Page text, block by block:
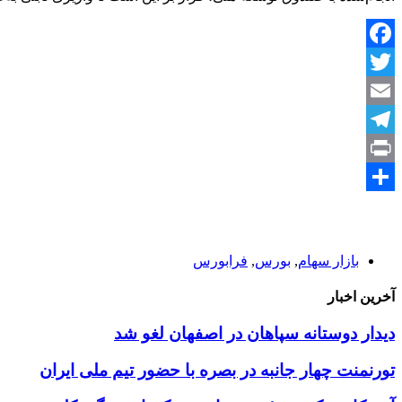
Facebook
Twitter
Email
Telegram
Print
بازار سهام, بورس, فرابورس
آخرین اخبار
دیدار دوستانه سپاهان در اصفهان لغو شد
تورنمنت چهار جانبه در بصره با حضور تیم ملی ایران